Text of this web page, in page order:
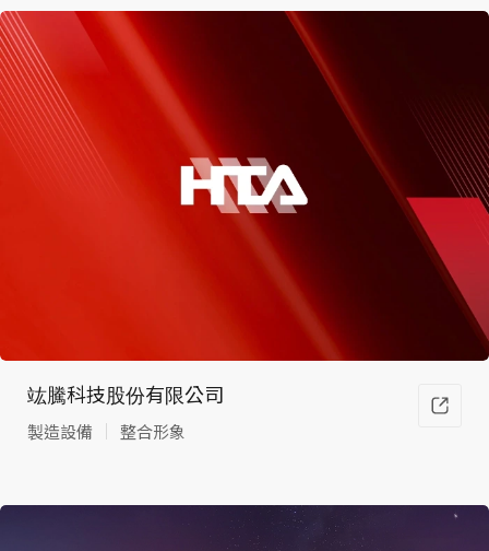
竑騰科技股份有限公司
製造設備 整合形象